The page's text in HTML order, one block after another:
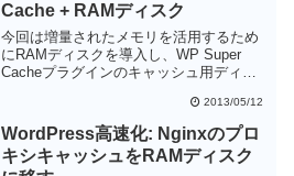
Cache + RAMディスク
今回は増量されたメモリを活用するため
にRAMディスクを導入し、WP Super
Cacheプラグインのキャッシュ用ディレ
はHDDに比べてかなり高速なので、
WordPressのパフォーマンスの向上が期
待できます。
2013/05/12
WordPress高速化: Nginxのプロ
キシキャッシュをRAMディスク